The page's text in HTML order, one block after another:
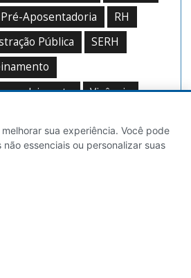
Pré-Aposentadoria
RH
Pública
SERH
Vivência
sua experiência. Você pode
essenciais ou personalizar suas